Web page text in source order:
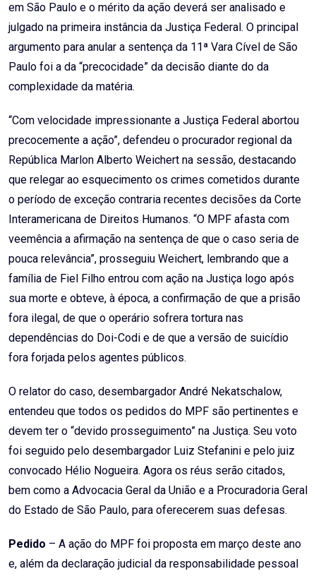
em São Paulo e o mérito da ação deverá ser analisado e
julgado na primeira instância da Justiça Federal. O principal
argumento para anular a sentença da 11ª Vara Cível de São
Paulo foi a da “precocidade” da decisão diante do da
complexidade da matéria.
“Com velocidade impressionante a Justiça Federal abortou
precocemente a ação”, defendeu o procurador regional da
República Marlon Alberto Weichert na sessão, destacando
que relegar ao esquecimento os crimes cometidos durante
o período de exceção contraria recentes decisões da Corte
Interamericana de Direitos Humanos. “O MPF afasta com
veemência a afirmação na sentença de que o caso seria de
pouca relevância”, prosseguiu Weichert, lembrando que a
família de Fiel Filho entrou com ação na Justiça logo após
sua morte e obteve, à época, a confirmação de que a prisão
fora ilegal, de que o operário sofrera tortura nas
dependências do Doi-Codi e de que a versão de suicídio
fora forjada pelos agentes públicos.
O relator do caso, desembargador André Nekatschalow,
entendeu que todos os pedidos do MPF são pertinentes e
devem ter o “devido prosseguimento” na Justiça. Seu voto
foi seguido pelo desembargador Luiz Stefanini e pelo juiz
convocado Hélio Nogueira. Agora os réus serão citados,
bem como a Advocacia Geral da União e a Procuradoria Geral
do Estado de São Paulo, para oferecerem suas defesas.
Pedido – A ação do MPF foi proposta em março deste ano
e, além da declaração judicial da responsabilidade pessoal